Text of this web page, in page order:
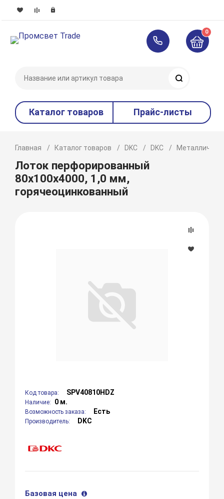
0
Каталог товаров Прайс-листы
Главная Каталог товаров DKC DKC
Лоток перфорированный
80х100х4000, 1,0 мм,
горячеоцинкованный
Код товара: SPV40810HDZ
Наличие: 0 м.
Возможность заказа: Есть
Производитель: DKC
Базовая цена